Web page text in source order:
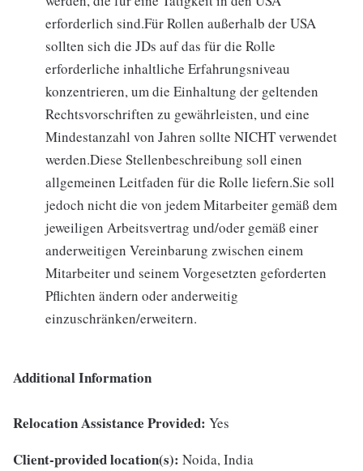
erforderlich sind.Für Rollen außerhalb der USA
sollten sich die JDs auf das für die Rolle
erforderliche inhaltliche Erfahrungsniveau
konzentrieren, um die Einhaltung der geltenden
Rechtsvorschriften zu gewährleisten, und eine
Mindestanzahl von Jahren sollte NICHT verwendet
werden.Diese Stellenbeschreibung soll einen
allgemeinen Leitfaden für die Rolle liefern.Sie soll
jedoch nicht die von jedem Mitarbeiter gemäß dem
jeweiligen Arbeitsvertrag und/oder gemäß einer
anderweitigen Vereinbarung zwischen einem
Mitarbeiter und seinem Vorgesetzten geforderten
Pflichten ändern oder anderweitig
einzuschränken/erweitern.
Additional Information
Relocation Assistance Provided: Yes
Client-provided location(s): Noida, India